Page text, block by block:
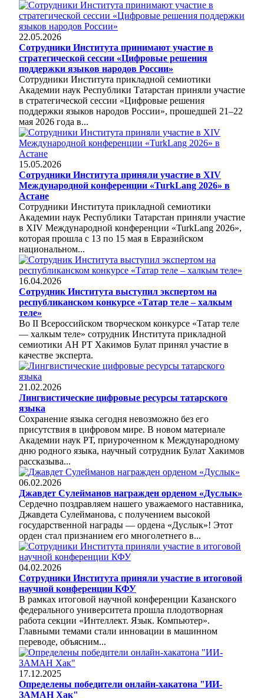
22.05.2026
Сотрудники Института принимают участие в
стратегической сессии «Цифровые решения
поддержки языков народов России»
Сотрудники Института прикладной семиотики
Академии наук Республики Татарстан приняли участие
в стратегической сессии «Цифровые решения
поддержки языков народов России», прошедшей 21–22
мая 2026 года в...
15.05.2026
Сотрудники Института приняли участие в XIV
Международной конференции «TurkLang 2026» в
Астане
Сотрудники Института прикладной семиотики
Академии наук Республики Татарстан приняли участие
в XIV Международной конференции «TurkLang 2026»,
которая прошла с 13 по 15 мая в Евразийском
национальном...
16.04.2026
Сотрудник Института выступил экспертом на
республиканском конкурсе «Татар теле – халкым
теле»
Во II Всероссийском творческом конкурсе «Татар теле
— халкым теле» сотрудник Института прикладной
семиотики АН РТ Хакимов Булат принял участие в
качестве эксперта.
21.02.2026
Лингвистические цифровые ресурсы татарского
языка
Сохранение языка сегодня невозможно без его
присутствия в цифровом мире. В новом материале
Академии наук РТ, приуроченном к Международному
дню родного языка, научный сотрудник Булат Хакимов
рассказыва...
06.02.2026
Джавдет Сулейманов награжден орденом «Дуслык»
Сердечно поздравляем нашего уважаемого наставника,
Джавдета Сулейманова, с получением высокой
государственной награды — ордена «Дуслык»! Этот
орден стал признанием его многолетнего в...
04.02.2026
Сотрудники Института приняли участие в итоговой
научной конференции КФУ
В рамках итоговой научной конференции Казанского
федерального университета прошла плодотворная
работа секции «Интеллект. Язык. Компьютер».
Главными темами стали инновации в машинном
переводе, объясним...
17.12.2025
Определены победители онлайн-хакатона "ИИ-
ЗАМАН Хак"